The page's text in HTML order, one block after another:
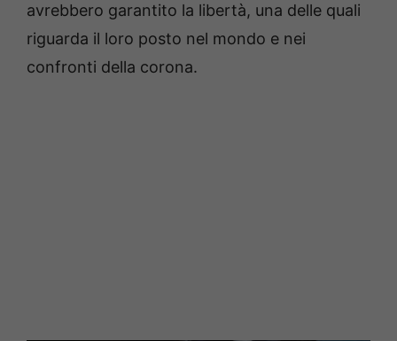
avrebbero garantito la libertà, una delle quali
riguarda il loro posto nel mondo e nei
confronti della corona.